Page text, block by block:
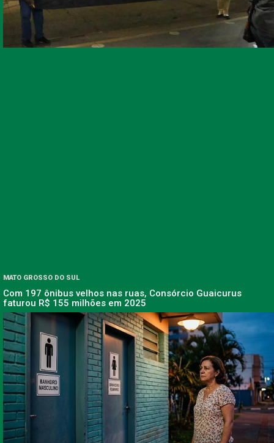
MATO GROSSO DO SUL
Com 197 ônibus velhos nas ruas, Consórcio Guaicurus
faturou R$ 155 milhões em 2025